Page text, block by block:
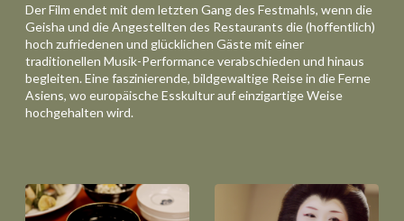
Der Film endet mit dem letzten Gang des Festmahls, wenn die
Geisha und die Angestellten des Restaurants die (hoffentlich)
hoch zufriedenen und glücklichen Gäste mit einer
traditionellen Musik-Performance verabschieden und hinaus
begleiten. Eine faszinierende, bildgewaltige Reise in die Ferne
Asiens, wo europäische Esskultur auf einzigartige Weise
hochgehalten wird.